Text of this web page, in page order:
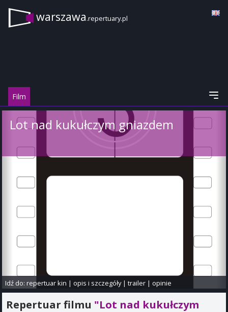
warszawa.repertuary.pl
Film
Lot nad kukułczym gniazdem
Idź do:repertuar kin |opis i szczegóły|trailer |opinie
Repertuar filmu "Lot nad kukułczym